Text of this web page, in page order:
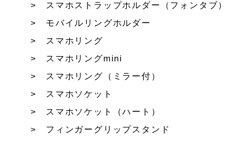
スマホストラップホルダー（フォンタブ）
モバイルリングホルダー
スマホリング
スマホリングmini
スマホリング（ミラー付）
スマホソケット
スマホソケット（ハート）
フィンガーグリップスタンド